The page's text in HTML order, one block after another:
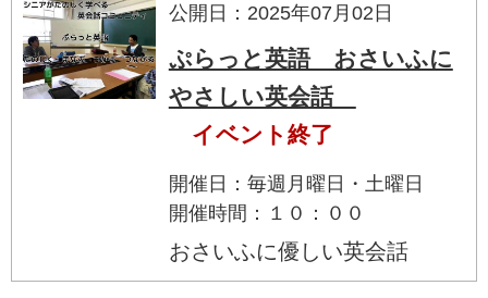
公開日：2025年07月02日
ぷらっと英語 おさいふに
やさしい英会話
イベント終了
開催日：毎週月曜日・土曜日
開催時間：１０：００
おさいふに優しい英会話